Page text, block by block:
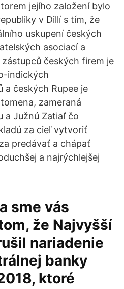
jejího založení bylo
v Dillí s tím, že
uskupení českých
asociací a
českých firem je
indických
českých Rupee je
zameraná
a Južnú Zatiaľ čo
za cieľ vytvoriť
predávať a chápať
a najrýchlejšej
sme vás
že Najvyšší
nariadenie
banky
ktoré